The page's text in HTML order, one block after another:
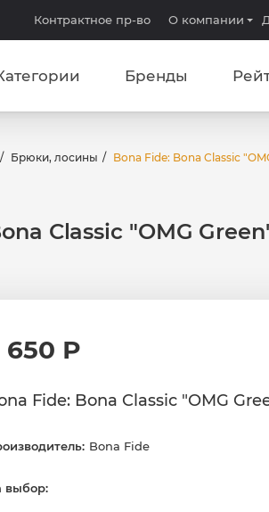
Контрактное пр-во О компании
Бренды
Брюки, лосины Bona Fide: Bona Classic
Classic "OMG
650 Р
Fide: Bona Classic "OMG
Bona Fide
выбор: